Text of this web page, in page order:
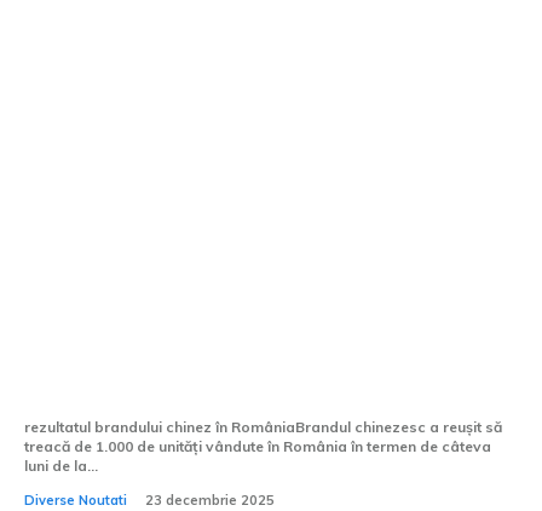
rezultatul brandului chinez în RomâniaBrandul chinezesc a reușit să
treacă de 1.000 de unități vândute în România în termen de câteva
luni de la...
Diverse Noutati 23 decembrie 2025